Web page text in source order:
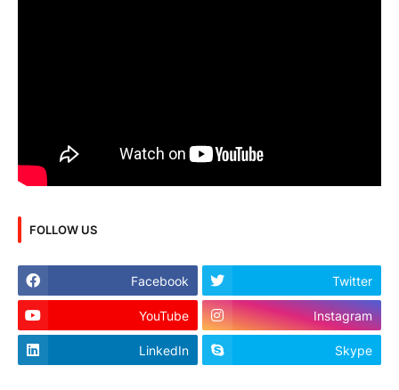
FOLLOW US
Facebook Twitter
YouTube Instagram
LinkedIn Skype